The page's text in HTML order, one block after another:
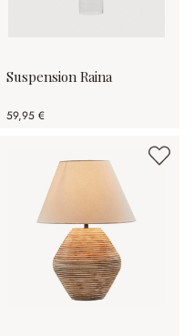
Suspension Raina
59,95 €